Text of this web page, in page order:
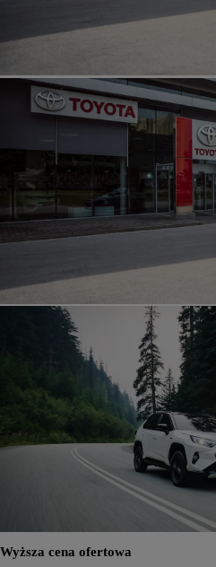
Wyższa cena ofertowa